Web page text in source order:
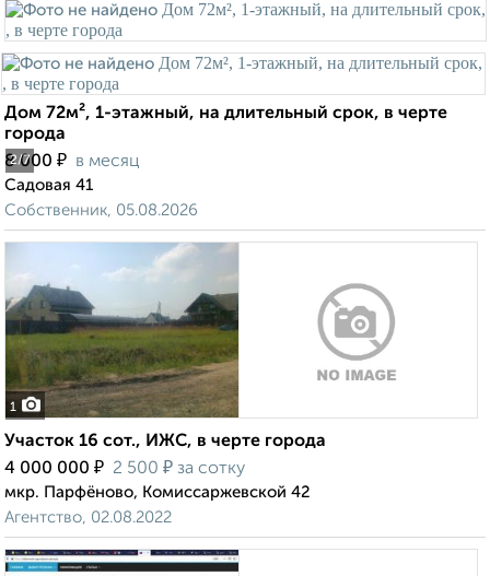
2/7
Дом 72м², 1-этажный, на длительный срок, в черте
города
8 000 ₽ в месяц
Садовая 41
Собственник, 05.08.2026
1
Участок 16 сот., ИЖС, в черте города
4 000 000 ₽ 2 500 ₽ за сотку
мкр. Парфёново, Комиссаржевской 42
Агентство, 02.08.2022